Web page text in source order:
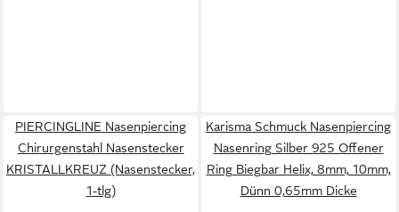
PIERCINGLINE Nasenpiercing
Chirurgenstahl Nasenstecker
KRISTALLKREUZ (Nasenstecker,
1-tlg)
Karisma Schmuck Nasenpiercing
Nasenring Silber 925 Offener
Ring Biegbar Helix, 8mm, 10mm,
Dünn 0,65mm Dicke